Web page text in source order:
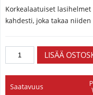
Korkealaatuiset
kahdesti, joka takaa
Saatavuus